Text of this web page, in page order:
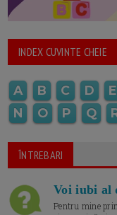
INDEX CUVINTE CHEIE
A B C D E
N
O P Q
ÎNTREBARI
Voi iubi al
Pentru mine